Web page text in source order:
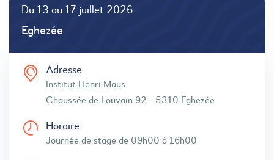
Du 13 au 17 juillet 2026
Eghezée
Adresse
Institut Henri Maus
Chaussée de Louvain 92 - 5310 Éghezée
Horaire
Journée de stage de 09h00 à 16h00